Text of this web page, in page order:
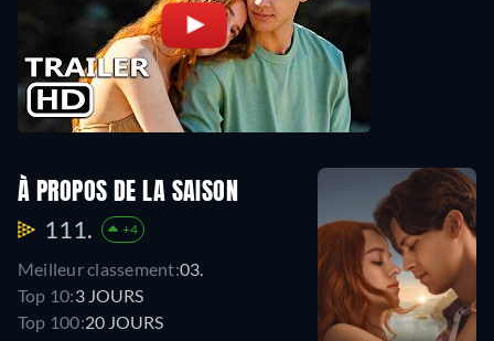
À PROPOS DE LA SAISON
111. +4
Meilleur classement:03.
Top 10:3 JOURS
Top 100:20 JOURS